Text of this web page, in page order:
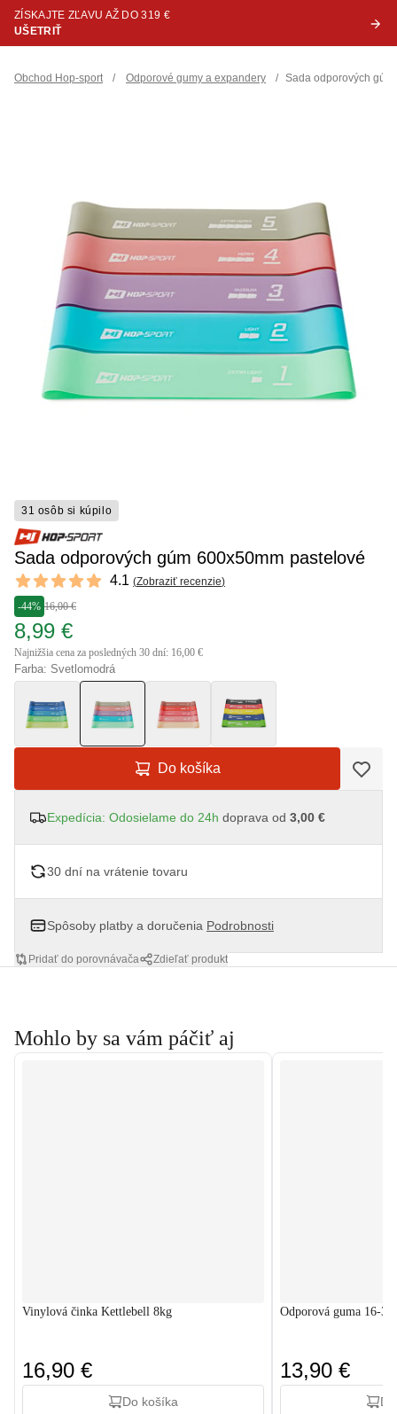
ZÍSKAJTE ZĽAVU AŽ DO 319 €
UŠETRIŤ
Obchod Hop-sport / Odporové gumy a expandery / Sada odporových
31 osôb si kúpilo
Sada odporových gúm 600x50mm pastelové
Reviews
4.1 out of 5 stars 4.1 (Zobraziť recenzie)
-44% 16,00 €
8,99 €
Najnižšia cena za posledných 30 dní: 16,00 €
Farba: Svetlomodrá
Do košíka
Expedícia: Odosielame do 24h doprava od 3,00 €
30 dní na vrátenie tovaru
Spôsoby platby a doručenia Podrobnosti
Pridať do porovnávača Zdieľať produkt
Mohlo by sa vám páčiť aj
Vinylová činka Kettlebell 8kg
16,90 €
Do košíka
Odporová guma 16-
13,90 €